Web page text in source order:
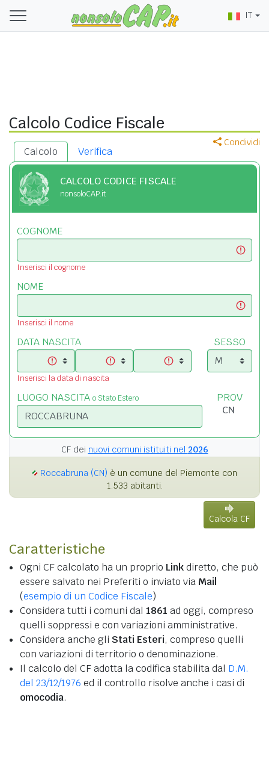
IT
Calcolo Codice Fiscale
Condividi
Calcolo Verifica
CALCOLO CODICE FISCALE
nonsoloCAP.it
COGNOME
Inserisci il cognome
NOME
Inserisci il nome
DATA NASCITA
Inserisci la data di nascita
SESSO
LUOGO NASCITA o Stato Estero PROV
CF dei nuovi comuni istituiti nel 2026
Roccabruna (CN) è un comune del Piemonte con
1.533 abitanti.
Calcola CF
Caratteristiche
Ogni CF calcolato ha un proprio Linkdiretto, che può
essere salvato nei Preferiti o inviato via Mail
(esempio di un Codice Fiscale)
Considera tutti i comuni dal 1861 ad oggi, compreso
quelli soppressi e con variazioni amministrative.
Considera anche gli Stati Esteri, compreso quelli
con variazioni di territorio o denominazione.
Il calcolo del CF adotta la codifica stabilita dal D.M.
del 23/12/1976 ed il controllo risolve anche i casi di
omocodia.